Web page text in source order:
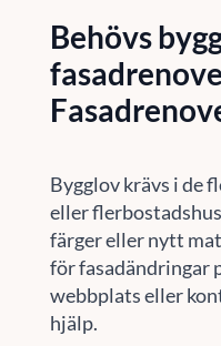
Behövs
Bygglov krävs i de
eller
färger eller nytt
för fasadändringar
webbplats eller
hjälp.